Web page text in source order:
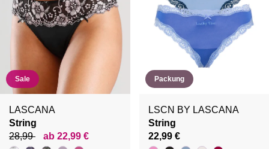
Sale
LASCANA
String
28,99
ab 22,99 €
Packung
LSCN BY LASCANA
String
22,99 €